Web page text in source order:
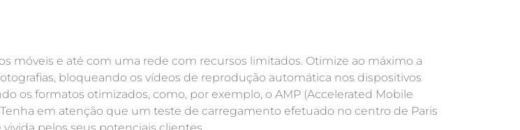
móveis e até com uma rede com recursos limitados. Otimize ao máximo a
bloqueando os vídeos de reprodução automática nos dispositivos
os formatos otimizados, como, por exemplo, o AMP (Accelerated Mobile
em atenção que um teste de carregamento efetuado no centro de Paris